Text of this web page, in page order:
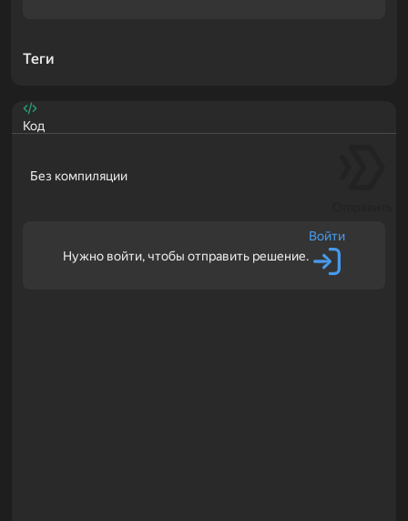
Примеры
Теги
Код
Без компиляции
Нужно войти, чтобы отправить решение.
Войти